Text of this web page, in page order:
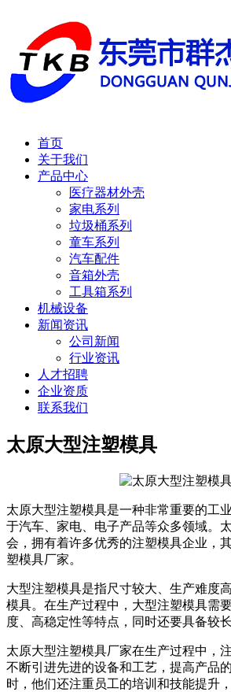
首页
关于我们
产品中心
医疗器材外壳
家电系列
垃圾桶系列
童车系列
汽车配件
音箱外壳
工具箱系列
机械设备
新闻资讯
公司新闻
行业资讯
人才招聘
企业资质
联系我们
太原大型注塑模具
太原大型注塑模具是一种非常重要的工
于汽车、家电、电子产品等众多领域。
会，拥有着许多优秀的注塑模具企业，
塑模具厂家。
大型注塑模具是指尺寸较大、生产难度
模具。在生产过程中，大型注塑模具需
度、高稳定性等特点，同时还要具备较
太原大型注塑模具厂家在生产过程中，
不断引进先进的设备和工艺，提高产品
时，他们还注重员工的培训和技能提升